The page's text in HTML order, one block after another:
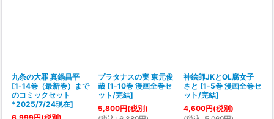
九条の大罪 真鍋昌平
[1-14巻（最新巻）まで
のコミックセット
*2025/7/24現在]
プラタナスの実 東元俊
哉 [1-10巻 漫画全巻セ
ット/完結]
5,800円(税別)
神絵師JKとOL腐女子
さと [1-5巻 漫画全巻セ
ット/完結]
4,600円(税別)